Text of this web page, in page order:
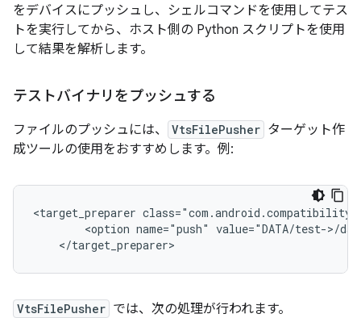
をデバイスにプッシュし、シェルコマンドを使用してテス
トを実行してから、ホスト側の Python スクリプトを使用
して結果を解析します。
テストバイナリをプッシュする
ファイルのプッシュには、 VtsFilePusher ターゲット作
成ツールの使用をおすすめします。例:
<target_preparer
<option name="push" value="DATA/test->/
VtsFilePusher では、次の処理が行われます。